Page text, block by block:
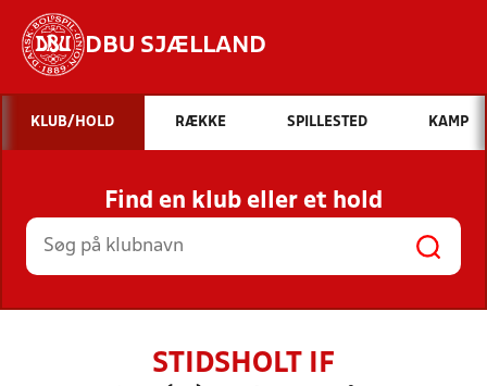
DBU SJÆLLAND
Hvad vil du søge efter?
INDHOLD OG NYHEDER
STILLINGER, RESULTATER, KLUBBER OG
HOLD
KLUB/HOLD RÆKKE SPILLESTED KAMP
Find en klub eller et hold
STIDSHOLT IF